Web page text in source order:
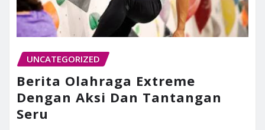
UNCATEGORIZED
Berita Olahraga Extreme
Dengan Aksi Dan Tantangan
Seru